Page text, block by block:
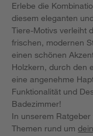
Erlebe die
diesem eleganten
Tiere-Motivs verleiht
frischen, modernen
einen schönen
Holzkern, durch den
eine angenehme
Funktionalität und
Badezimmer!
In unserem
Themen rund um